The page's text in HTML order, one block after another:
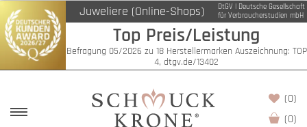
Juweliere (Online-Shops)
DtGV | Deutsche Gesellschaft
für Verbraucherstudien mbH
Top Preis/Leistung
Befragung 05/2026 zu 18 Herstellermarken Auszeichnung: TOP
4, dtgv.de/13402
(0)
(0)